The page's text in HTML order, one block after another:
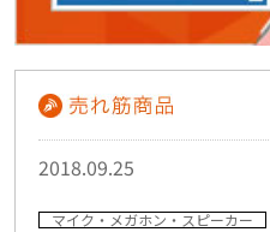
2018.09.25
マイク・メガホン・スピーカー